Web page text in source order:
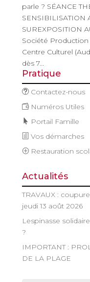
parle ? SÉANCE
SENSIBILISATION
SUREXPOSITION
Société Production
Centre Culturel
dès 7...
Pratique
Contactez-nous
Numéros Utiles
Portail Famille
Vos démarches
Restauration
Actualités
TRAVAUX :
jeudi 13 août 2026
Lespinasse
?
IMPORTANT :
DE LA PLAGE